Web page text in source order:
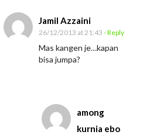
Jamil Azzaini
26/12/2013 at 21:43 - Reply
Mas kangen je…kapan
bisa jumpa?
among
kurnia ebo